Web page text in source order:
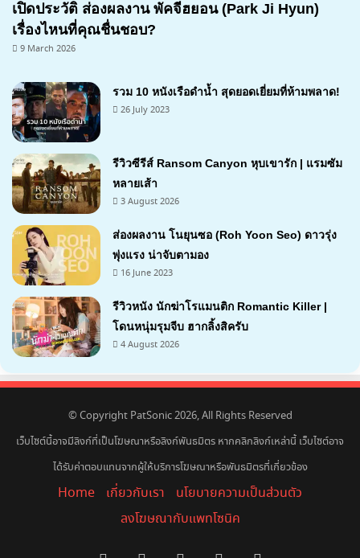
เปิดประวัติ ส่องผลงาน พัคจีฮยอน (Park Ji Hyun)
เรื่องไหนที่คุณชื่นชอบ?
9 March 2026
รวม 10 หนังเรือดำน้ำ สุดยอดเยี่ยมที่ห้ามพลาด!
26 July 2023
7.1
รีวิวซีรีส์ Ransom Canyon หุบเขารัก | แรมซัม
หลายเส้า
3 August 2026
ส่องผลงาน โนยุนซอ (Roh Yoon Seo) ดาวรุ่ง
พุ่งแรง น่าจับตามอง
16 June 2023
7
รีวิวหนัง นักฆ่าโรแมนติก Romantic Killer |
โดนหนุ่มรุมจีบ ฮากลิ้งสิครับ
4 August 2026
© Copyright PatSonic 2026, All Rights Reserved
เว็บไซต์นี้อาจมีลิงก์ที่เป็นโฆษณาหรือลิงก์พันธมิตร หากคลิกลิงก์เหล่านี้ เว็บไซต์อาจ
ได้รับค่าตอบแทนจากผู้ให้บริการโฆษณาหรือพันธมิตรที่เกี่ยวข้อง
Home เกี่ยวกับเรา
นโยบายความเป็นส่วนตัว
ลงโฆษณากับแพทโซนิค